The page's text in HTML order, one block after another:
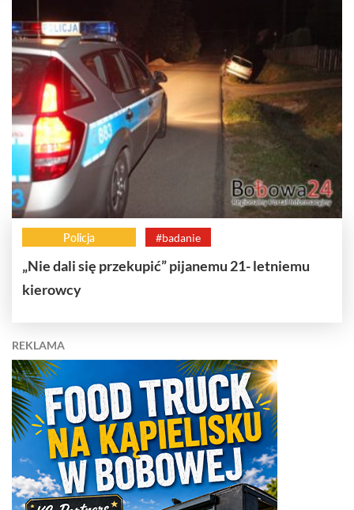
Policja #badanie
„Nie dali się przekupić” pijanemu 21- letniemu
kierowcy
REKLAMA